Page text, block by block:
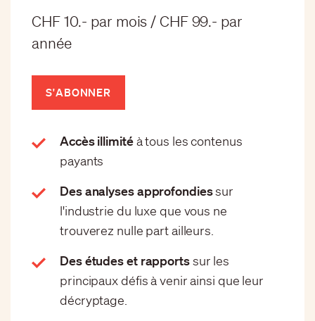
CHF 10.- par mois / CHF 99.- par
année
S'ABONNER
Accès illimitéà tous les contenus
payants
Des analyses approfondiessur
l'industrie du luxe que vous ne
trouverez nulle part ailleurs.
Des études et rapportssur les
principaux défis à venir ainsi que leur
décryptage.